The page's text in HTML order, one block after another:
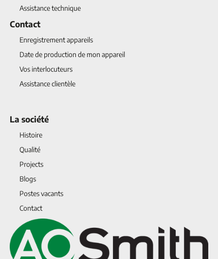
Assistance technique
Contact
Enregistrement appareils
Date de production de mon appareil
Vos interlocuteurs
Assistance clientèle
La société
Histoire
Qualité
Projects
Blogs
Postes vacants
Contact